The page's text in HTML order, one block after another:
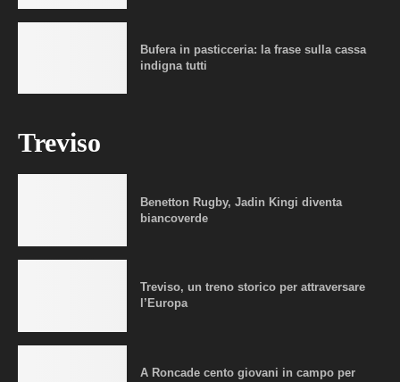
Bufera in pasticceria: la frase sulla cassa
indigna tutti
Treviso
Benetton Rugby, Jadin Kingi diventa
biancoverde
Treviso, un treno storico per attraversare
l’Europa
A Roncade cento giovani in campo per